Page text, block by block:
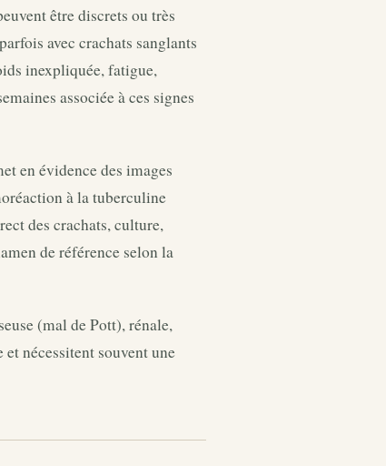
être discrets ou très
avec crachats sanglants
inexpliquée, fatigue,
associée à ces signes
en évidence des images
à la tuberculine
des crachats, culture,
de référence selon la
(mal de Pott), rénale,
nécessitent souvent une